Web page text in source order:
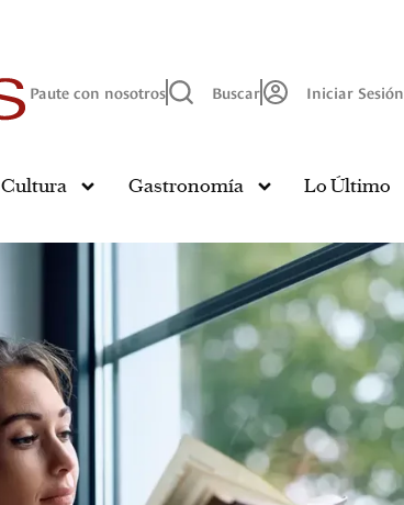
Paute con nosotros Buscar Iniciar Sesión
Cultura Gastronomía Lo Último